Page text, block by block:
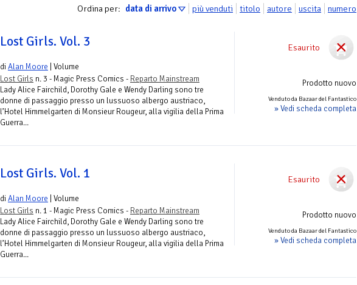
Ordina per: data di arrivo più venduti titolo autore uscita numero
Esaurito
Prodotto nuovo
Venduto da Bazaar del Fantastico
» Vedi scheda completa
Lost Girls. Vol. 3
diAlan Moore | Volume
Lost Girls n. 3 - Magic Press Comics - Reparto Mainstream
Lady Alice Fairchild, Dorothy Gale e Wendy Darling sono tre
donne di passaggio presso un lussuoso albergo austriaco,
l’Hotel Himmelgarten di Monsieur Rougeur, alla vigilia della Prima
Guerra...
Esaurito
Prodotto nuovo
Venduto da Bazaar del Fantastico
» Vedi scheda completa
Lost Girls. Vol. 1
diAlan Moore | Volume
Lost Girls n. 1 - Magic Press Comics - Reparto Mainstream
Lady Alice Fairchild, Dorothy Gale e Wendy Darling sono tre
donne di passaggio presso un lussuoso albergo austriaco,
l’Hotel Himmelgarten di Monsieur Rougeur, alla vigilia della Prima
Guerra...